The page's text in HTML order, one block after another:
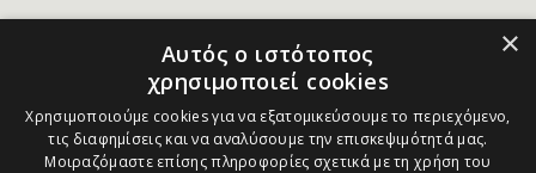
×
Αυτός ο ιστότοπος
χρησιμοποιεί cookies
Χρησιμοποιούμε cookies για να εξατομικεύσουμε το περιεχόμενο,
τις διαφημίσεις και να αναλύσουμε την επισκεψιμότητά μας.
Μοιραζόμαστε επίσης πληροφορίες σχετικά με τη χρήση του